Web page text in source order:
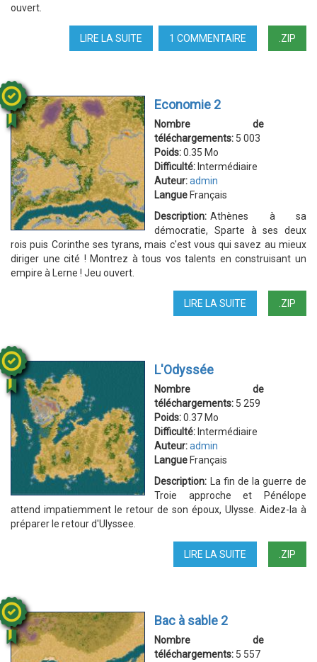
ouvert.
.ZIP
LIRE LA SUITE
ARMÉE
1 COMMENTAIRE
Economie 2
Nombre de
téléchargements: 5 003
Poids:0.35 Mo
Difficulté: Intermédiaire
Auteur:admin
Langue Français
Description: Athènes à sa
démocratie, Sparte à ses deux
rois puis Corinthe ses tyrans, mais c'est vous qui savez au mieux
diriger une cité ! Montrez à tous vos talents en construisant un
empire à Lerne ! Jeu ouvert.
.ZIP
LIRE LA SUITE
ECONOMIE
L'Odyssée
Nombre de
téléchargements: 5 259
Poids:0.37 Mo
Difficulté: Intermédiaire
Auteur:admin
Langue Français
Description:
La fin de la guerre de
Troie approche et Pénélope
attend impatiemment le retour de son époux, Ulysse. Aidez-la à
préparer le retour d'Ulyssee.
.ZIP
LIRE LA SUITE
L'ODYSSÉE
Bac à sable 2
Nombre de
téléchargements: 5 557